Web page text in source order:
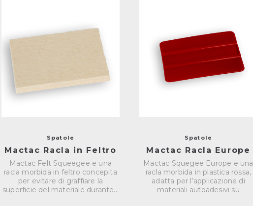
Spatole
Mactac Racla in Feltro
Mactac Felt Squeegee e una
racla morbida in feltro concepita
per evitare di graffiare la
superficie del materiale durante...
Spatole
Mactac Racla Europe
Mactac Squegee Europe e una
racla morbida in plastica rossa,
adatta per l’applicazione di
materiali autoadesivi su